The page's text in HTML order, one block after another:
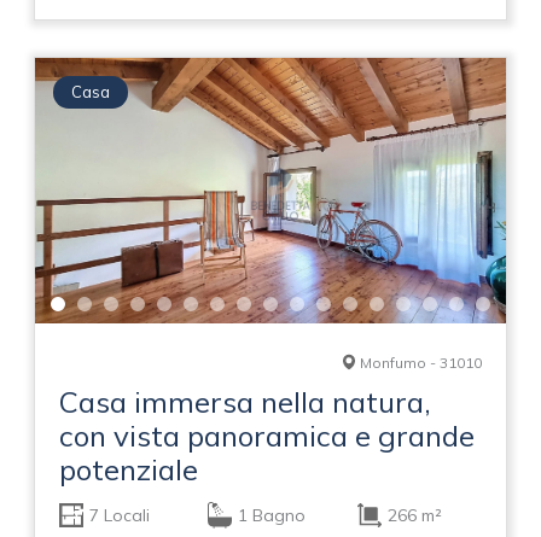
Casa
Monfumo - 31010
Casa immersa nella natura,
con vista panoramica e grande
potenziale
7 Locali 1 Bagno 266 m²